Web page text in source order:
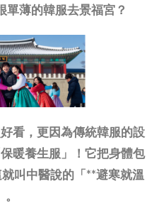
單薄的韓服去景福宮？
看，更因為傳統韓服的設
暖養生服」！它把身體包
叫中醫說的「**避寒就溫